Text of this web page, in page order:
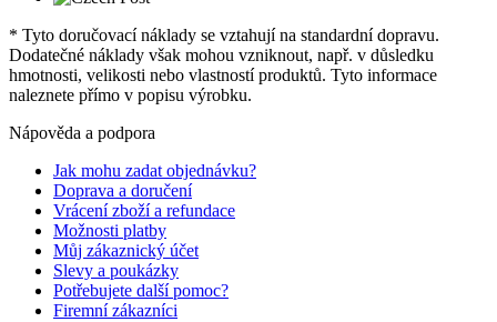
* Tyto doručovací náklady se vztahují na standardní dopravu.
Dodatečné náklady však mohou vzniknout, např. v důsledku
hmotnosti, velikosti nebo vlastností produktů. Tyto informace
naleznete přímo v popisu výrobku.
Nápověda a podpora
Jak mohu zadat objednávku?
Doprava a doručení
Vrácení zboží a refundace
Možnosti platby
Můj zákaznický účet
Slevy a poukázky
Potřebujete další pomoc?
Firemní zákazníci